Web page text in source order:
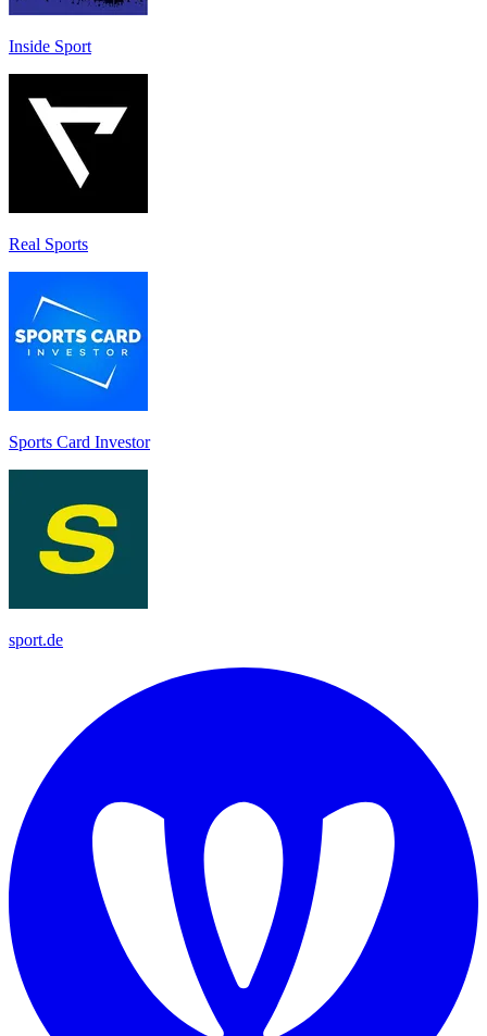
Inside Sport
Real Sports
Sports Card Investor
sport.de